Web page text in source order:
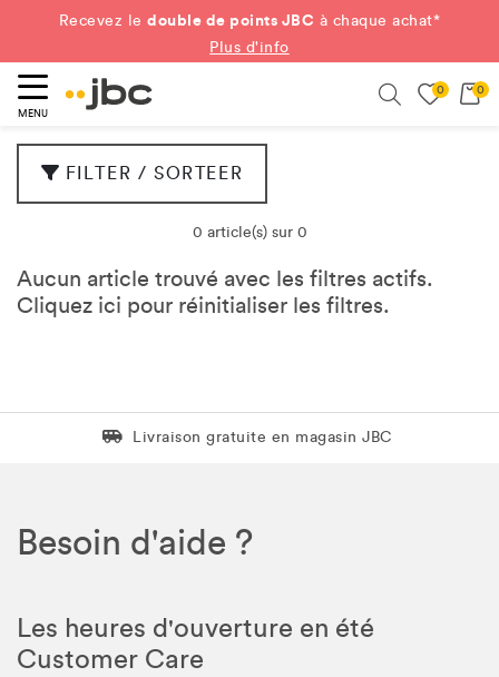
Recevez ledouble de points JBC à chaque achat*
Plus d'info
MENU
0 0
FILTER / SORTEER
0 article(s) sur 0
Aucun article trouvé avec les filtres actifs.
Cliquez ici pour réinitialiser les filtres.
Livraison gratuite en magasin JBC
Livraison gratuite en magasin JBC
Besoin d'aide ?
Les heures d'ouverture en été
Customer Care